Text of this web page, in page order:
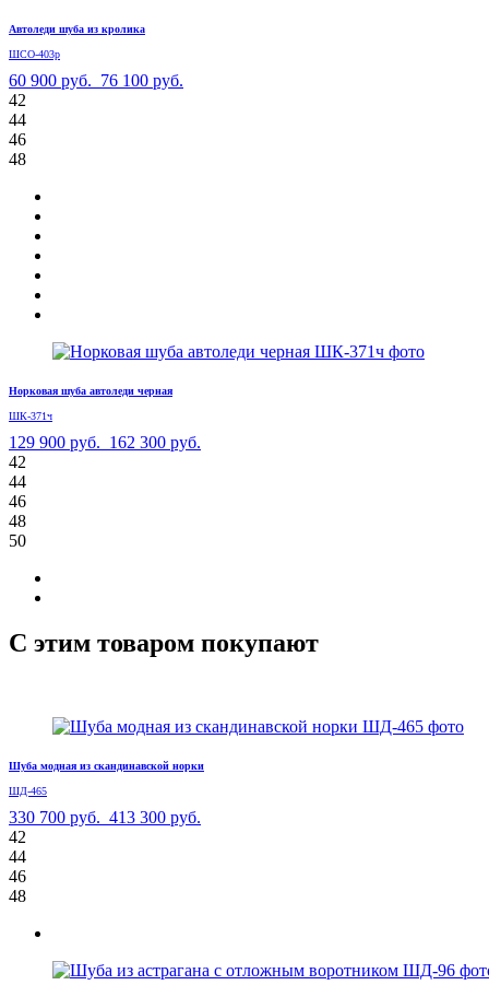
Автоледи шуба из кролика
ШСО-403р
60 900 руб. 76 100 руб.
42
44
46
48
Норковая шуба автоледи черная
ШК-371ч
129 900 руб. 162 300 руб.
42
44
46
48
50
С этим товаром покупают
Шуба модная из скандинавской норки
ШД-465
330 700 руб. 413 300 руб.
42
44
46
48